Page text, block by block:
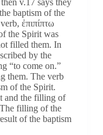
v.17 says they
baptism of the
ἐπιπίπτω
the Spirit was
filled them. In
by the
“to come on.”
them. The verb
of the Spirit.
and the filling of
filling of the
of the baptism